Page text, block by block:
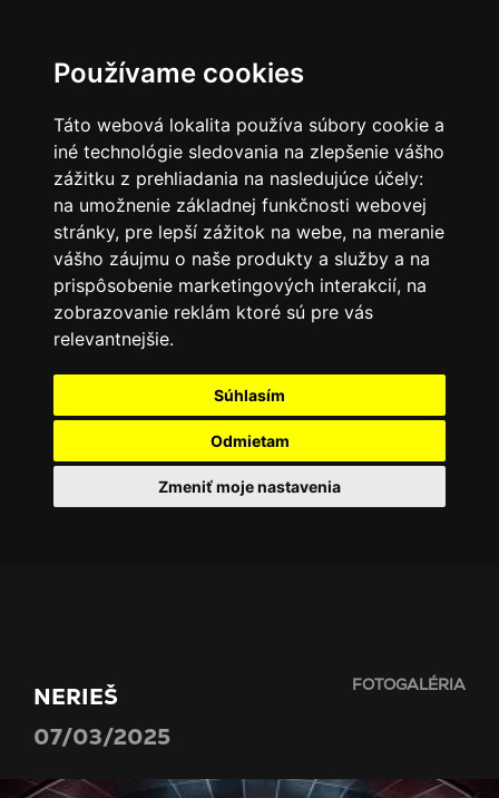
Používame cookies
Táto webová lokalita používa súbory cookie a
iné technológie sledovania na zlepšenie vášho
zážitku z prehliadania na nasledujúce účely:
na umožnenie základnej funkčnosti webovej
stránky, pre lepší zážitok na webe, na meranie
vášho záujmu o naše produkty a služby a na
prispôsobenie marketingových interakcií, na
zobrazovanie reklám ktoré sú pre vás
relevantnejšie.
Súhlasím
Odmietam
Zmeniť moje nastavenia
NERIEŠ
07/03/2025
FOTOGALÉRIA